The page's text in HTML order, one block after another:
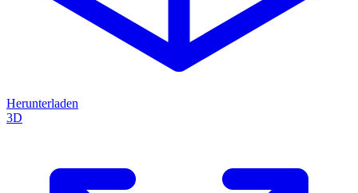
Herunterladen
3D